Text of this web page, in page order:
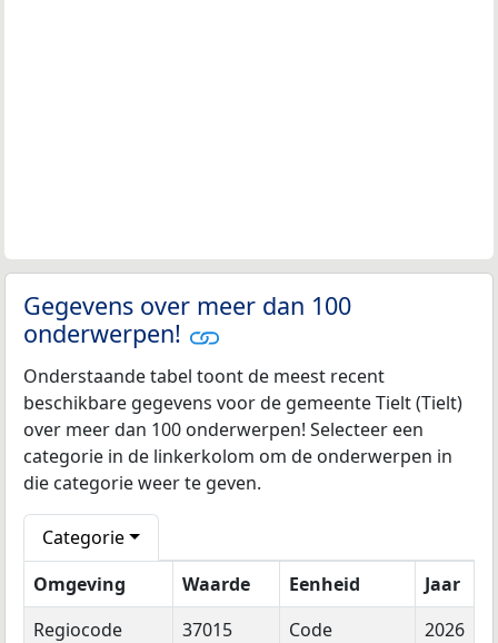
Gegevens over meer dan 100
onderwerpen!
Onderstaande tabel toont de meest recent
beschikbare gegevens voor de gemeente Tielt (Tielt)
over meer dan 100 onderwerpen! Selecteer een
categorie in de linkerkolom om de onderwerpen in
die categorie weer te geven.
Categorie
Omgeving
Waarde Eenheid
Jaar
Regiocode
37015 Code
2026